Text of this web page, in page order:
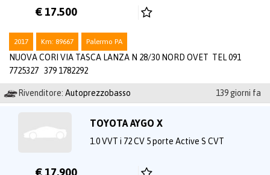
€ 17.500
2017 Km: 89667 Palermo PA
NUOVA CORI VIA TASCA LANZA N 28/30 NORD OVET TEL 091
7725327 379 1782292
Rivenditore: Autoprezzobasso 139 giorni fa
TOYOTA AYGO X
1.0 VVT i 72 CV 5 porte Active S CVT
€ 17.900